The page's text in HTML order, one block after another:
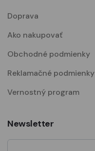
Doprava
Ako nakupovať
Obchodné podmienky
Reklamačné podmienky
Vernostný program
Newsletter